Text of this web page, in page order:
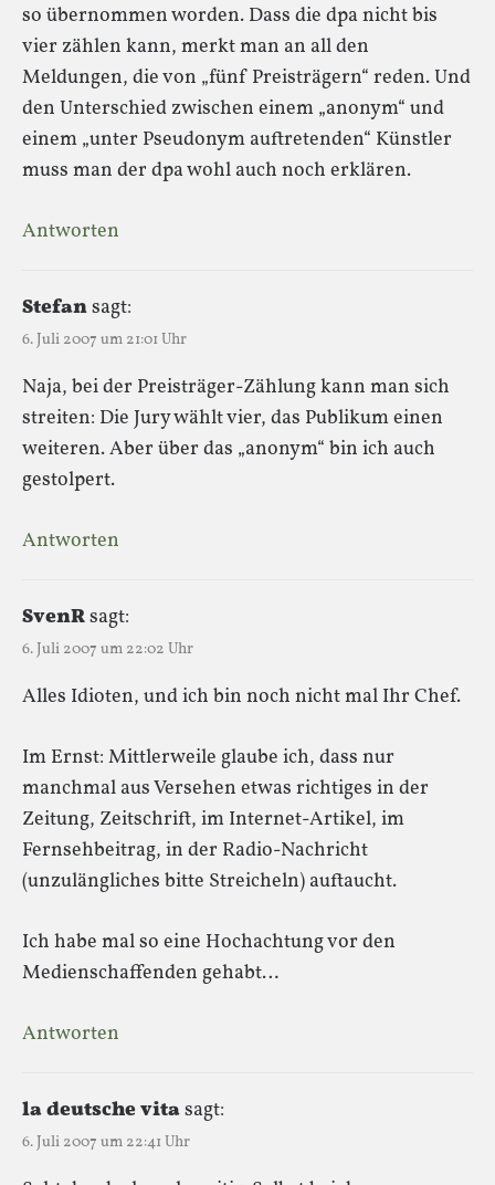
so übernommen worden. Dass die dpa nicht bis
vier zählen kann, merkt man an all den
Meldungen, die von „fünf Preisträgern“ reden. Und
den Unterschied zwischen einem „anonym“ und
einem „unter Pseudonym auftretenden“ Künstler
muss man der dpa wohl auch noch erklären.
Antworten
Stefansagt:
6. Juli 2007 um 21:01 Uhr
Naja, bei der Preisträger-Zählung kann man sich
streiten: Die Jury wählt vier, das Publikum einen
weiteren. Aber über das „anonym“ bin ich auch
gestolpert.
Antworten
SvenRsagt:
6. Juli 2007 um 22:02 Uhr
Alles Idioten, und ich bin noch nicht mal Ihr Chef.
Im Ernst: Mittlerweile glaube ich, dass nur
manchmal aus Versehen etwas richtiges in der
Zeitung, Zeitschrift, im Internet-Artikel, im
Fernsehbeitrag, in der Radio-Nachricht
(unzulängliches bitte Streicheln) auftaucht.
Ich habe mal so eine Hochachtung vor den
Medienschaffenden gehabt…
Antworten
la deutsche vitasagt:
6. Juli 2007 um 22:41 Uhr